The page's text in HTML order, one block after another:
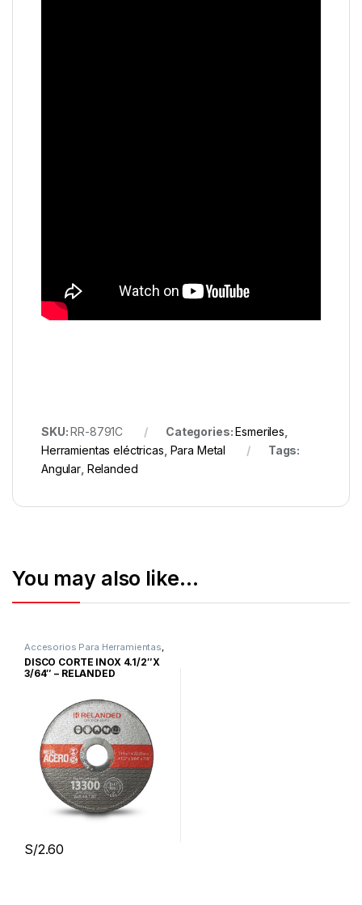
SKU:RR-8791C Categories:Esmeriles
Herramientas eléctricas Para Metal
Tags:
Angular Relanded
You may also like…
Accesorios Para Herramientas,
Discos
DISCO CORTE INOX 4.1/2″X
3/64″ – RELANDED
S/2.60